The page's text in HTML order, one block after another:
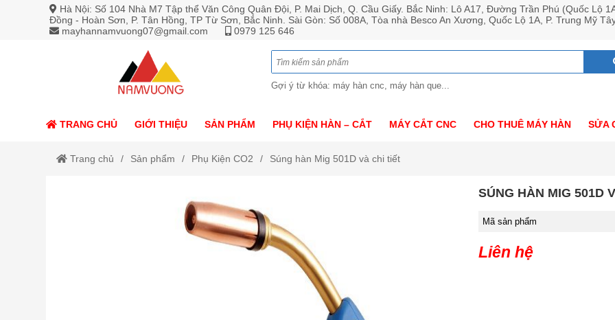
Hà Nội: Số 104 Nhà M7 Tập thể Văn Công Quân Đội, P. Mai Dịch, Q. Cầu Giấy. Bắc Ninh: Lô A17, Đường Trần Phú (Quốc Lộ
Đồng - Hoàn Sơn, P. Tân Hồng, TP Từ Sơn, Bắc Ninh. Sài Gòn: Số 008A, Tòa nhà Besco An Xương, Quốc Lộ 1A, P. Trung Mỹ
mayhannamvuong07@gmail.com
0979 125 646
Gợi ý từ khóa: máy hàn cnc, máy hàn que...
TRANG CHỦ GIỚI THIỆU SẢN PHẨM PHỤ KIỆN HÀN – CẮT MÁY CẮT CNC CHO THUÊ MÁY HÀN SỬA
Trang chủ Sản phẩm Phụ Kiện CO2 Súng hàn Mig 501D và chi tiết
SÚNG HÀN MIG 501D
Mã sản phẩm
Liên hệ